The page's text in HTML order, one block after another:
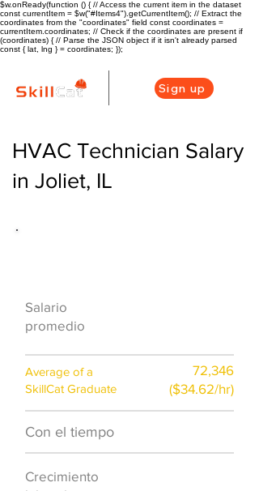
$w.onReady(function () { // Access the current item in the dataset
const currentItem = $w("#Items4").getCurrentItem(); // Extract the
coordinates from the "coordinates" field const coordinates =
currentItem.coordinates; // Check if the coordinates are present if
(coordinates) { // Parse the JSON object if it isn't already parsed
const { lat, lng } = coordinates; });
Sign up
HVAC Technician Salary
in Joliet, IL
Salario
promedio
Average of a
SkillCat Graduate
72,346
($34.62/hr)
Con el tiempo
Crecimiento